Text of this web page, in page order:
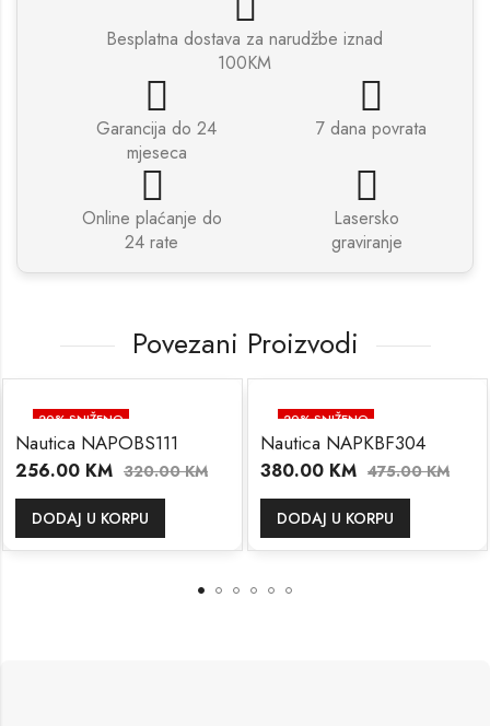
Besplatna dostava za narudžbe iznad
100KM
Garancija do 24
mjeseca
7 dana povrata
Online plaćanje do
24 rate
Lasersko
graviranje
Povezani Proizvodi
20% SNIŽENO
Nautica NAPOBS111
256.00 KM 320.00KM
DODAJ U KORPU
20% SNIŽENO
Nautica NAPKBF304
380.00 KM 475.00KM
DODAJ U KORPU